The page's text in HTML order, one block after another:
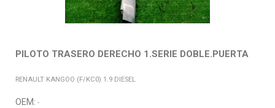
PILOTO TRASERO DERECHO 1.SERIE DOBLE.PUERTA
RENAULT KANGOO (F/KC0) 1.9 DIESEL
OEM: -